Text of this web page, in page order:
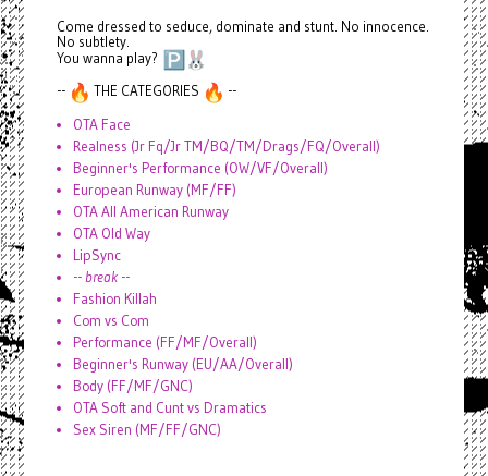
Come dressed to seduce, dominate and stunt. No innocence.
No subtlety.
You wanna play?
--
THE CATEGORIES --
OTA Face
Realness (Jr Fq/Jr TM/BQ/TM/Drags/FQ/Overall)
Beginner's Performance (OW/VF/Overall)
European Runway (MF/FF)
OTA All American Runway
OTA Old Way
LipSync
--break--
Fashion Killah
Com vs Com
Performance (FF/MF/Overall)
Beginner's Runway (EU/AA/Overall)
Body (FF/MF/GNC)
OTA Soft and Cunt vs Dramatics
Sex Siren (MF/FF/GNC)